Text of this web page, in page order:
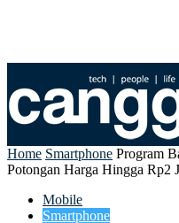
Home Smartphone Program
Potongan Harga Hingga Rp2
Mobile
Smartphone